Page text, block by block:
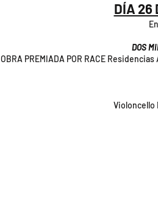
DÍA 26
DOS
OBRA PREMIADA POR RACE
Violoncello